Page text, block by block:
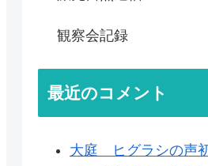
観察会記録
最近のコメント
大庭 ヒグラシの声